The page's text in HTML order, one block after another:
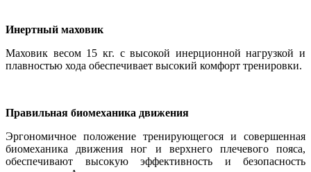
Инертный маховик
Маховик весом 15 кг. с высокой инерционной нагрузкой и
плавностью хода обеспечивает высокий комфорт тренировки.
Правильная биомеханика движения
Эргономичное положение тренирующегося и совершенная
биомеханика движения ног и верхнего плечевого пояса,
обеспечивают высокую эффективность и безопасность